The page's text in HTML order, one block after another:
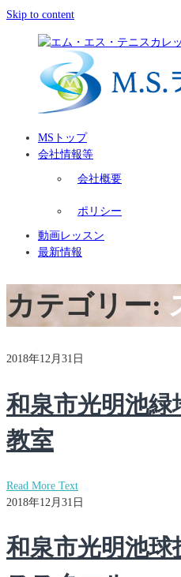
Skip to content
MSトップ
会社情報等
会社概要
ポリシー
動画レッスン
最新情報
カテゴリー:
2018年12月31日
和泉市光明池緑
教室
Read More Text
2018年12月31日
和泉市光明池